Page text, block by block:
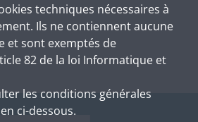
techniques nécessaires à
Ils ne contiennent aucune
et sont exemptés de
82 de la loi Informatique et
les conditions générales
ci-dessous.